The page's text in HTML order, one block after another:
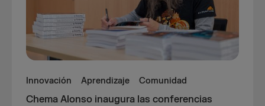
Innovación Aprendizaje Comunidad
Chema Alonso inaugura las conferencias